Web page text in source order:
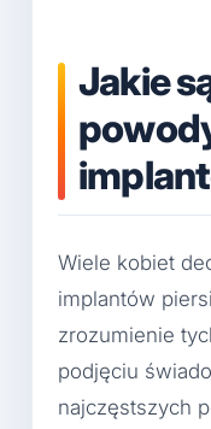
Jakie
Wiele kobiet
implantów
zrozumienie
podjęciu
najczęstszych